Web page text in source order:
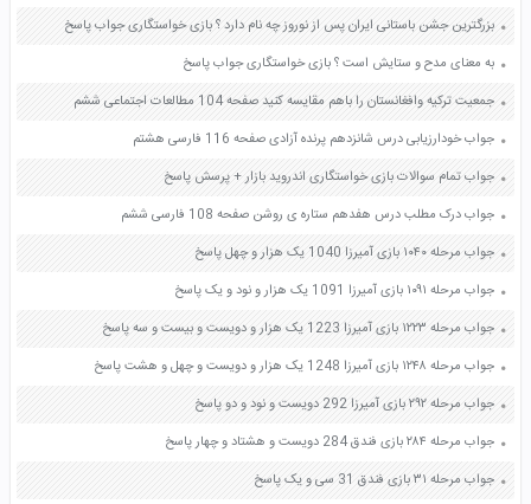
بزرگترین جشن باستانی ایران پس از نوروز چه نام دارد ؟ بازی خواستگاری جواب پاسخ
به معنای مدح و ستایش است ؟ بازی خواستگاری جواب پاسخ
جمعیت ترکیه وافغانستان را باهم مقایسه کنید صفحه 104 مطالعات اجتماعی ششم
جواب خودارزیابی درس شانزدهم پرنده آزادی صفحه 116 فارسی هشتم
جواب تمام سوالات بازی خواستگاری اندروید بازار + پرسش پاسخ
جواب درک مطلب درس هفدهم ستاره ی روشن صفحه 108 فارسی ششم
جواب مرحله ۱۰۴۰ بازی آمیرزا 1040 یک هزار و چهل پاسخ
جواب مرحله ۱۰۹۱ بازی آمیرزا 1091 یک هزار و نود و یک پاسخ
جواب مرحله ۱۲۲۳ بازی آمیرزا 1223 یک هزار و دویست و بیست و سه پاسخ
جواب مرحله ۱۲۴۸ بازی آمیرزا 1248 یک هزار و دویست و چهل و هشت پاسخ
جواب مرحله ۲۹۲ بازی آمیرزا 292 دویست و نود و دو پاسخ
جواب مرحله ۲۸۴ بازی فندق 284 دویست و هشتاد و چهار پاسخ
جواب مرحله ۳۱ بازی فندق 31 سی و یک پاسخ